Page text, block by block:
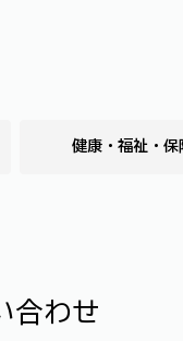
健康・福祉・保
合わせ